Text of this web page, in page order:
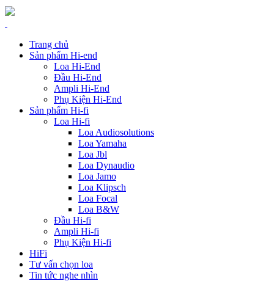
Trang chủ
Sản phẩm Hi-end
Loa Hi-End
Đầu Hi-End
Ampli Hi-End
Phụ Kiện Hi-End
Sản phẩm Hi-fi
Loa Hi-fi
Loa Audiosolutions
Loa Yamaha
Loa Jbl
Loa Dynaudio
Loa Jamo
Loa Klipsch
Loa Focal
Loa B&W
Đầu Hi-fi
Ampli Hi-fi
Phụ Kiện Hi-fi
HiFi
Tư vấn chọn loa
Tin tức nghe nhìn